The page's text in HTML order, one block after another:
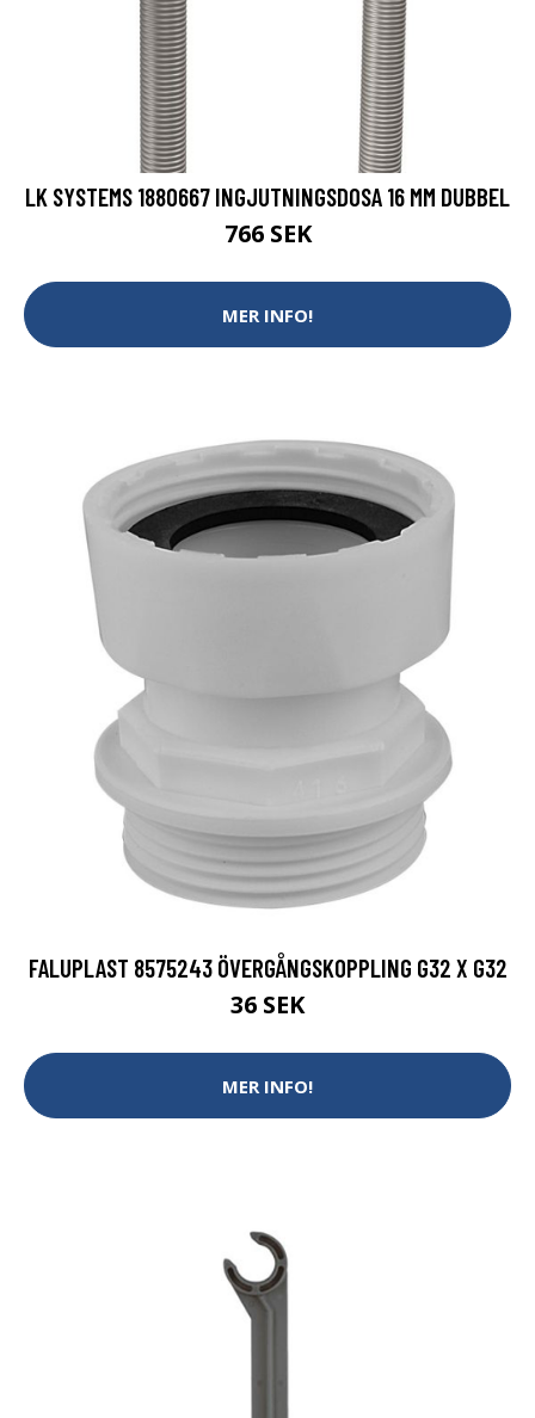
LK SYSTEMS 1880667 INGJUTNINGSDOSA 16 MM DUBBEL
766 SEK
MER INFO!
FALUPLAST 8575243 ÖVERGÅNGSKOPPLING G32 X G32
36 SEK
MER INFO!